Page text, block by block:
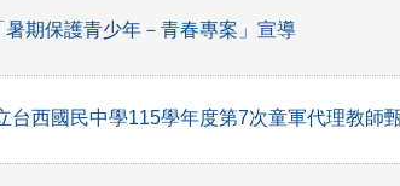
暑期保護青少年－青春專案」宣導
台西國民中學115學年度第7次童軍代理教師